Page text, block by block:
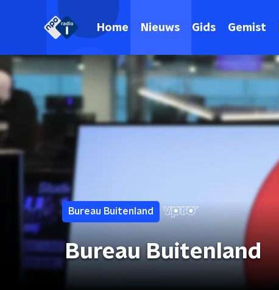
Home Nieuws Gids Gemist
Bureau Buitenland
Bureau Buitenland